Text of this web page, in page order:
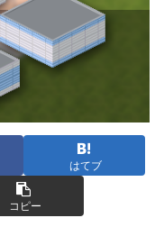
はてブ
コピー